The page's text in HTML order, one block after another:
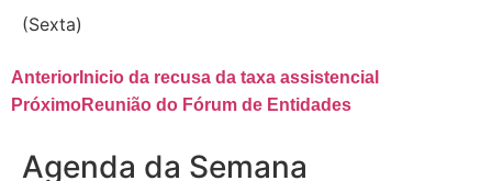
(Sexta)
Anterior Inicio da recusa da taxa assistencial
PróximoReunião do Fórum de Entidades
Agenda da Semana